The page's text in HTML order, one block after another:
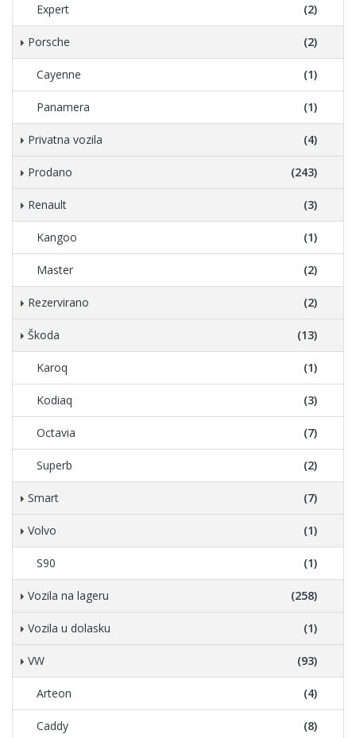
Expert (2)
Porsche (2)
Cayenne (1)
Panamera (1)
Privatna vozila (4)
Prodano (243)
Renault (3)
Kangoo (1)
Master (2)
Rezervirano (2)
Škoda (13)
Karoq (1)
Kodiaq (3)
Octavia (7)
Superb (2)
Smart (7)
Volvo (1)
S90 (1)
Vozila na lageru (258)
Vozila u dolasku (1)
VW (93)
Arteon (4)
Caddy (8)